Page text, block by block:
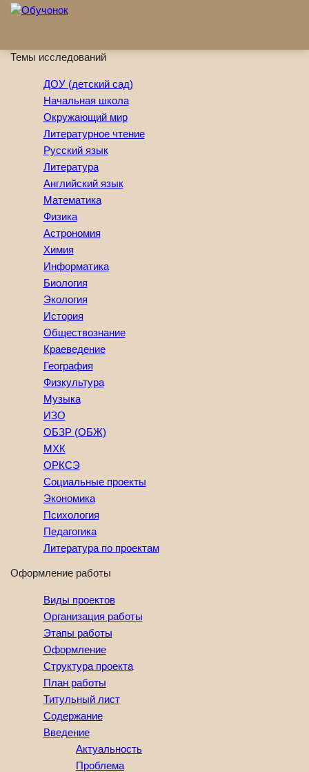
Перейти к основному содержанию
Темы исследований
ДОУ (детский сад)
Начальная школа
Окружающий мир
Литературное чтение
Русский язык
Литература
Английский язык
Математика
Физика
Астрономия
Химия
Информатика
Биология
Экология
История
Обществознание
Краеведение
География
Физкультура
Музыка
ИЗО
ОБЗР (ОБЖ)
МХК
ОРКСЭ
Социальные проекты
Экономика
Психология
Педагогика
Литература по проектам
Оформление работы
Виды проектов
Организация работы
Этапы работы
Оформление
Структура проекта
План работы
Титульный лист
Содержание
Введение
Актуальность
Проблема